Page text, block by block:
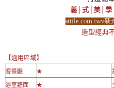
義│式│美│
sttile.com.twv新
造型經典
【適用區域】
客餐廳 ★
浴室牆面
★